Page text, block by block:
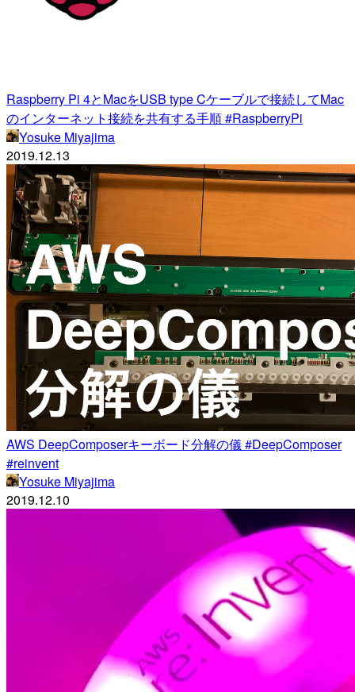
Raspberry Pi 4とMacをUSB type Cケーブルで接続してMac
のインターネット接続を共有する手順 #RaspberryPi
Yosuke Miyajima
2019.12.13
AWS DeepComposerキーボード分解の儀 #DeepComposer
#reinvent
Yosuke Miyajima
2019.12.10